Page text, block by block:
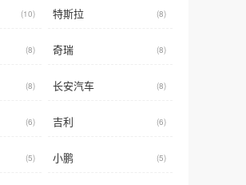
(10) 特斯拉 (8)
(8) 奇瑞 (8)
(8) 长安汽车 (8)
(6) 吉利 (6)
(5) 小鹏 (5)